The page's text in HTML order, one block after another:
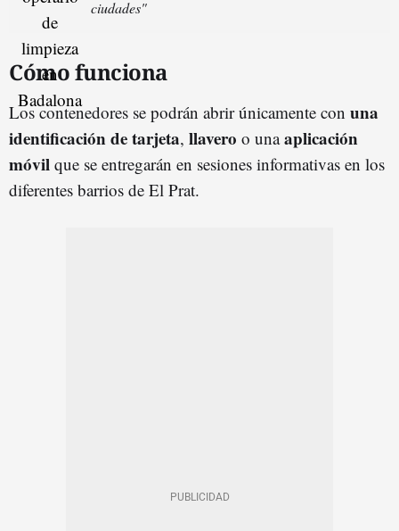
ciudades"
Cómo funciona
Los contenedores se podrán abrir únicamente con una
identificación de tarjeta, llavero o unaaplicación
móvil que se entregarán en sesiones informativas en los
diferentes barrios de El Prat.